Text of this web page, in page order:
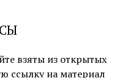
взяты из открытых
ссылку на материал